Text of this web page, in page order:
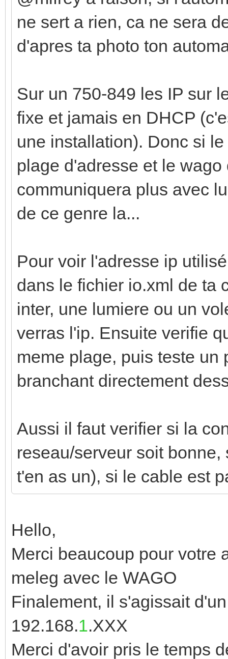
ne sert a rien, ca ne sera
d'apres ta photo ton
Sur un 750-849 les IP sur
fixe et jamais en DHCP
une installation). Donc si
plage d'adresse et le
communiquera plus avec
de ce genre la...
Pour voir l'adresse ip
dans le fichier io.xml de ta
inter, une lumiere ou un
verras l'ip. Ensuite verifie
meme plage, puis teste un
branchant directement
Aussi il faut verifier si la
reseau/serveur soit
t'en as un), si le cable est
Hello,
Merci beaucoup pour votre
meleg avec le WAGO
Finalement, il s'agissait
192.168.1.XXX
Merci d'avoir pris le temps